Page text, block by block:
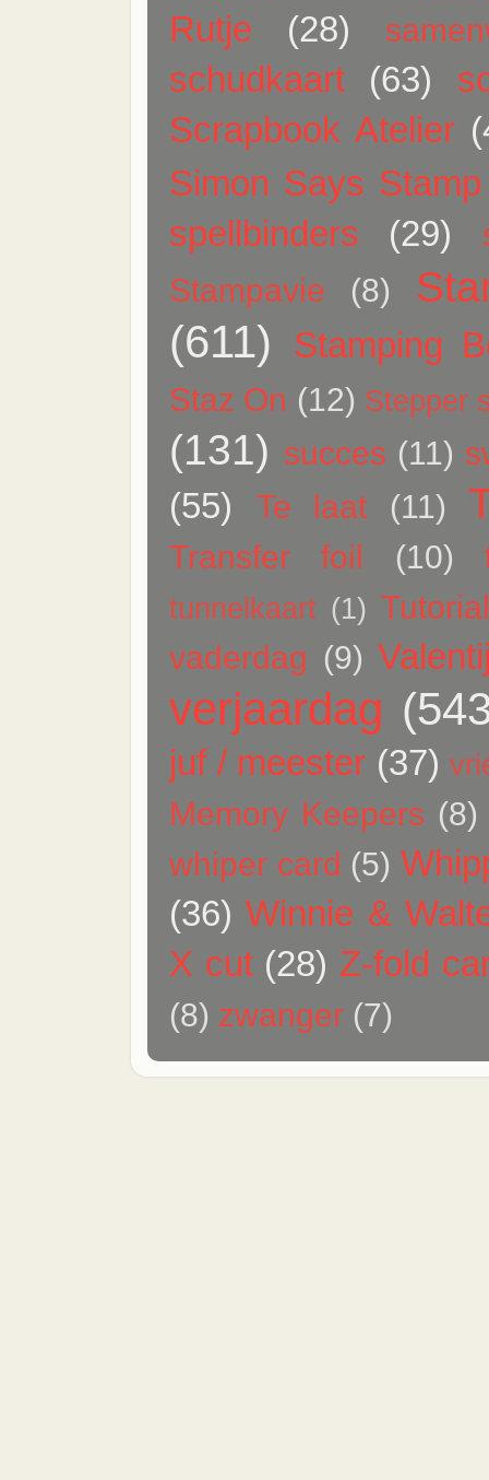
Rutje (28)
schudkaart (63)
Scrapbook Atelier
Simon Says Stamp
spellbinders
(29)
Stampavie
(8)
(611) Stamping
Staz On (12) Stepper
(131) succes (11)
(55) Te laat (11)
Transfer foil (10)
tunnelkaart (1) Tutorial
vaderdag (9)
verjaardag
juf / meester (37)
Memory Keepers (8)
whiper card (5)
(36) Winnie &
X cut (28) Z-fold
(8) zwanger (7)